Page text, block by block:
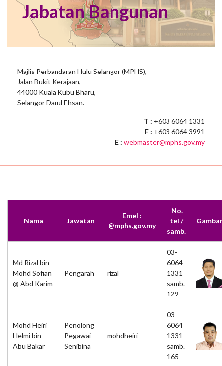
Jabatan Bangunan
Majlis Perbandaran Hulu Selangor (MPHS),
Jalan Bukit Kerajaan,
44000 Kuala Kubu Bharu,
Selangor Darul Ehsan.
T : +603 6064 1331
F : +603 6064 3991
E : webmaster@mphs.gov.my
Nama Jawatan
Emel :
@mphs.gov.my
No.
tel /
samb.
Gambar
Md Rizal bin
Mohd Sofian
@ Abd Karim
Pengarah rizal
03-
6064
1331
samb.
129
Mohd Heiri
Helmi bin
Abu Bakar
Penolong
Pegawai
Senibina
mohdheiri
03-
6064
1331
samb.
165